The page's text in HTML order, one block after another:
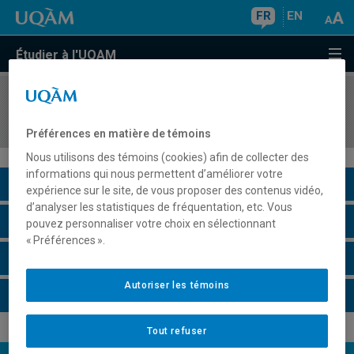
FR EN
Étudier à l'UQAM
COURS//
Description du cours
Horaire - Été 2026
Préférences en matière de témoins
Nous utilisons des témoins (cookies) afin de collecter des
informations qui nous permettent d’améliorer votre
expérience sur le site, de vous proposer des contenus vidéo,
d’analyser les statistiques de fréquentation, etc. Vous
pouvez personnaliser votre choix en sélectionnant
« Préférences ».
Tout refuser
Autoriser les témoins